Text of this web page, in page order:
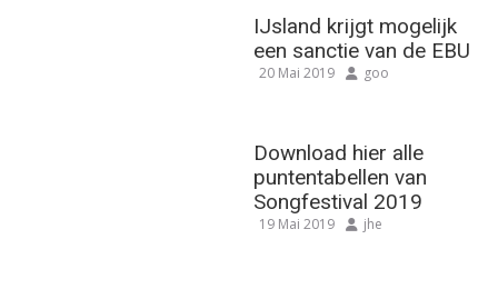
IJsland krijgt mogelijk
een sanctie van de EBU
20 Mai 2019 goo
Download hier alle
puntentabellen van
Songfestival 2019
19 Mai 2019 jhe